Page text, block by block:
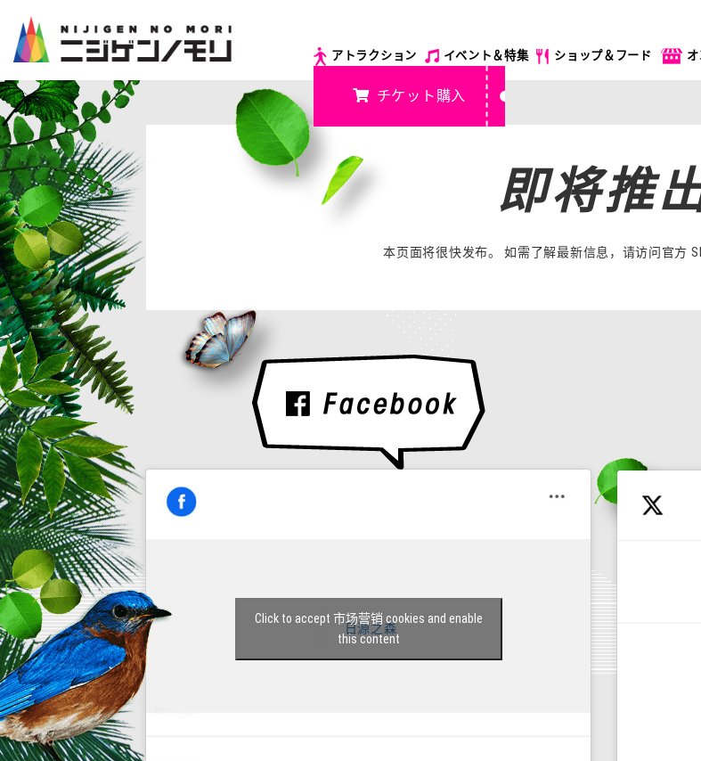
アトラクション イベント＆特集 ショップ＆フード
チケット購入
即将推
本页面将很快发布。 如需了解最新信息，请访问官方
日源之森
Click to accept 市场营销 cookies and enable
this content